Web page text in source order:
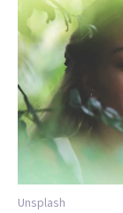
Unsplash